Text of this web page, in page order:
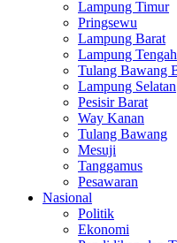
Lampung Timur
Pringsewu
Lampung Barat
Lampung Tengah
Tulang Bawang
Lampung Selatan
Pesisir Barat
Way Kanan
Tulang Bawang
Mesuji
Tanggamus
Pesawaran
Nasional
Politik
Ekonomi